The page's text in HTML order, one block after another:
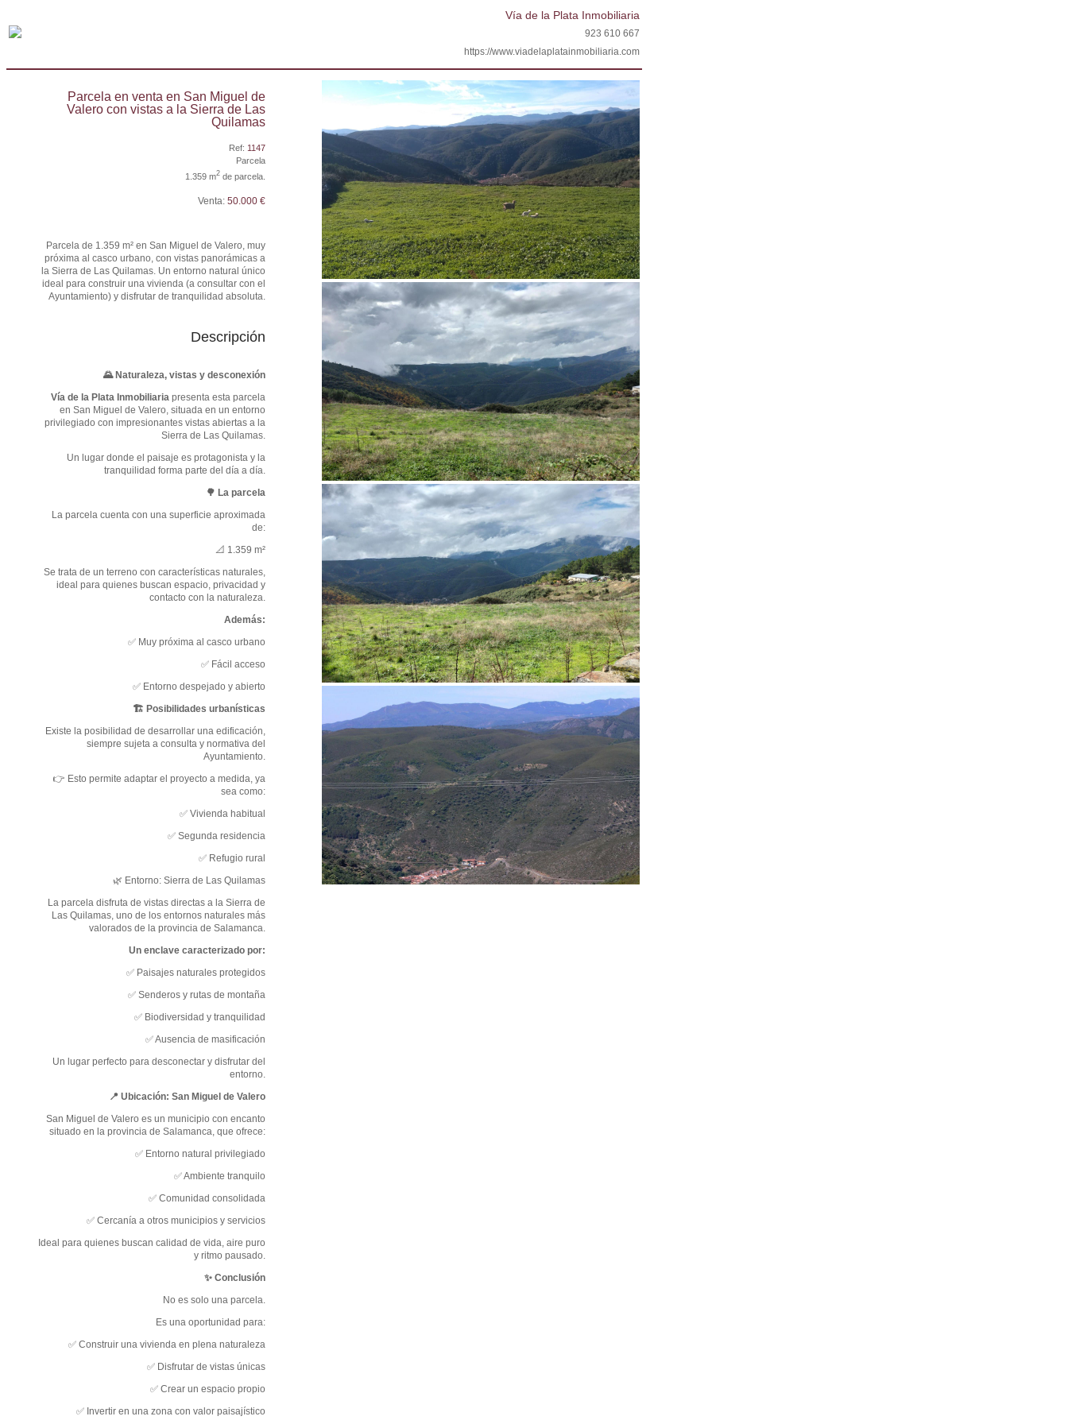
Vía de la Plata Inmobiliaria
923 610 667
https://www.viadelaplatainmobiliaria.com
Parcela en venta en San Miguel de
Valero con vistas a la Sierra de Las
Quilamas
Ref: 1147
Parcela
1.359 m2 de parcela.
Venta: 50.000 €
Parcela de 1.359 m² en San Miguel de Valero, muy
próxima al casco urbano, con vistas panorámicas a
la Sierra de Las Quilamas. Un entorno natural único
ideal para construir una vivienda (a consultar con el
Ayuntamiento) y disfrutar de tranquilidad absoluta.
Descripción
🌄 Naturaleza, vistas y desconexión
Vía de la Plata Inmobiliaria presenta esta parcela
en San Miguel de Valero, situada en un entorno
privilegiado con impresionantes vistas abiertas a la
Sierra de Las Quilamas.
Un lugar donde el paisaje es protagonista y la
tranquilidad forma parte del día a día.
🌳 La parcela
La parcela cuenta con una superficie aproximada
de:
📐 1.359 m²
Se trata de un terreno con características naturales,
ideal para quienes buscan espacio, privacidad y
contacto con la naturaleza.
Además:
✅ Muy próxima al casco urbano
✅ Fácil acceso
✅ Entorno despejado y abierto
🏗 Posibilidades urbanísticas
Existe la posibilidad de desarrollar una edificación,
siempre sujeta a consulta y normativa del
Ayuntamiento.
👉 Esto permite adaptar el proyecto a medida, ya
sea como:
✅ Vivienda habitual
✅ Segunda residencia
✅ Refugio rural
🌿 Entorno: Sierra de Las Quilamas
La parcela disfruta de vistas directas a la Sierra de
Las Quilamas, uno de los entornos naturales más
valorados de la provincia de Salamanca.
Un enclave caracterizado por:
✅ Paisajes naturales protegidos
✅ Senderos y rutas de montaña
✅ Biodiversidad y tranquilidad
✅ Ausencia de masificación
Un lugar perfecto para desconectar y disfrutar del
entorno.
📍 Ubicación: San Miguel de Valero
San Miguel de Valero es un municipio con encanto
situado en la provincia de Salamanca, que ofrece:
✅ Entorno natural privilegiado
✅ Ambiente tranquilo
✅ Comunidad consolidada
✅ Cercanía a otros municipios y servicios
Ideal para quienes buscan calidad de vida, aire puro
y ritmo pausado.
✨ Conclusión
No es solo una parcela.
Es una oportunidad para:
✅ Construir una vivienda en plena naturaleza
✅ Disfrutar de vistas únicas
✅ Crear un espacio propio
✅ Invertir en una zona con valor paisajístico